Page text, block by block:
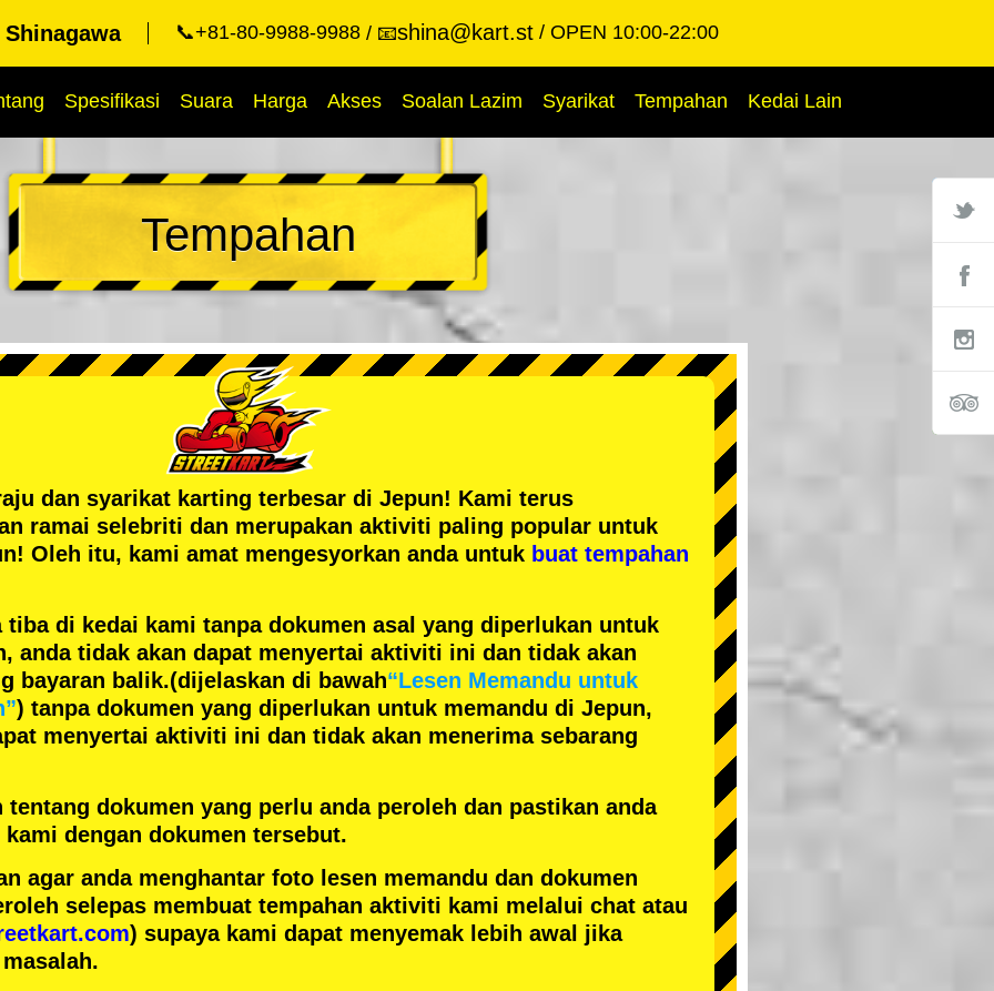
📞+81-80-9988-9988 📧shina@kart.st OPEN 10:00-22:00
Spesifikasi Suara Harga Akses Soalan Lazim Syarikat Tempahan Kedai Lain
Tempahan
dan syarikat karting terbesar di Jepun! Kami terus
ramai selebriti dan merupakan aktiviti paling popular untuk
Oleh itu, kami amat mengesyorkan anda untuk buat tempahan
tiba di kedai kami tanpa dokumen asal yang diperlukan untuk
anda tidak akan dapat menyertai aktiviti ini dan tidak akan
bayaran balik.(dijelaskan di bawah“Lesen Memandu untuk
) tanpa dokumen yang diperlukan untuk memandu di Jepun,
menyertai aktiviti ini dan tidak akan menerima sebarang
tentang dokumen yang perlu anda peroleh dan pastikan anda
dengan dokumen tersebut.
agar anda menghantar foto lesen memandu dan dokumen
selepas membuat tempahan aktiviti kami melalui chat atau
) supaya kami dapat menyemak lebih awal jika